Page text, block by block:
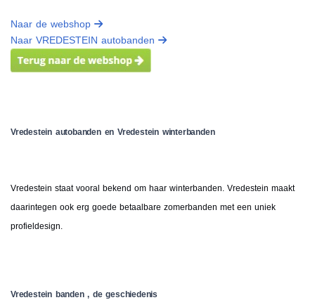
Naar de webshop
Naar VREDESTEIN autobanden
Vredestein autobanden en Vredestein winterbanden
Vredestein staat vooral bekend om haar winterbanden. Vredestein maakt
daarintegen ook erg goede betaalbare zomerbanden met een uniek
profieldesign.
Vredestein banden , de geschiedenis